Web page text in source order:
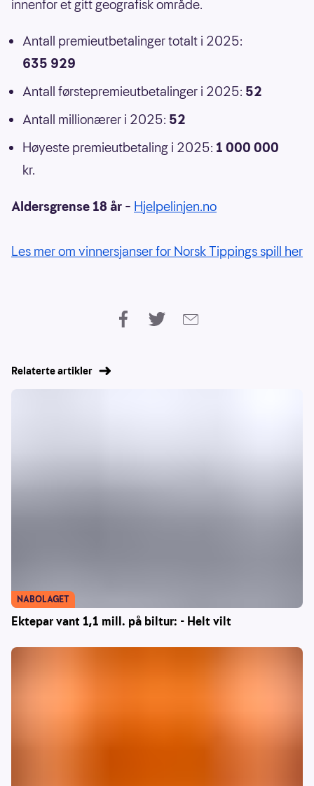
innenfor et gitt geografisk område.
Antall premieutbetalinger totalt i 2025:
635 929
Antall førstepremieutbetalinger i 2025: 52
Antall millionærer i 2025: 52
Høyeste premieutbetaling i 2025: 1 000 000
kr.
Aldersgrense 18 år – Hjelpelinjen.no
Les mer om vinnersjanser for Norsk Tippings spill her
Relaterte artikler
Ektepar vant 1,1 mill. på biltur: - Helt vilt
NABOLAGET